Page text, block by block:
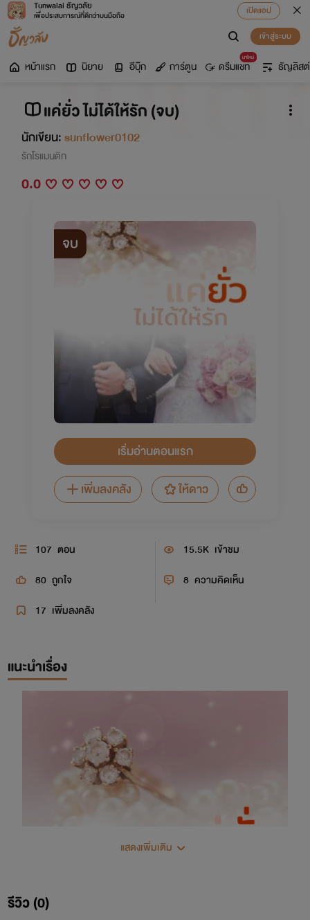
Tunwalai ธัญวลัย
เพื่อประสบการณ์ที่ดีกว่าบนมือถือ
เปิดแอป
เข้าสู่ระบบ
หน้าแรก นิยาย อีบุ๊ก การ์ตูน
มาใหม่
ดรีมแชท ธัญลิสต์
แค่ยั่ว ไม่ได้ให้รัก (จบ)
นักเขียน:sunflower0102
รักโรแมนติก
0.0
จบ
เริ่มอ่านตอนแรก
เพิ่มลงคลัง
ให้ดาว
107 ตอน 15.5K เข้าชม
80 ถูกใจ 8 ความคิดเห็น
17 เพิ่มลงคลัง
แนะนำเรื่อง
แสดงเพิ่มเติม
รีวิว (0)